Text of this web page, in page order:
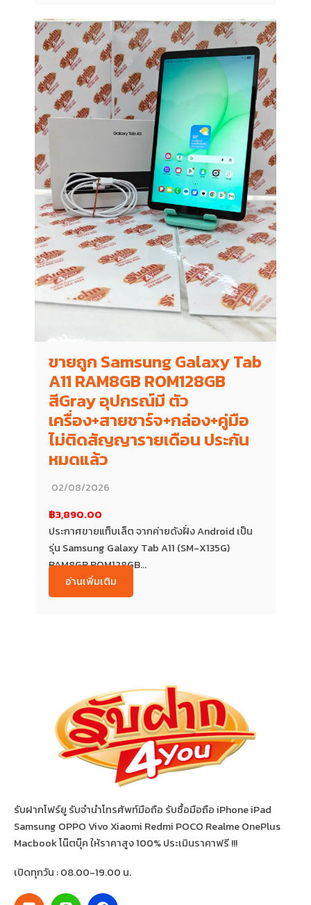
ขายถูก Samsung Galaxy Tab
A11 RAM8GB ROM128GB
สีGray อุปกรณ์มี ตัว
เครื่อง+สายชาร์จ+กล่อง+คู่มือ
ไม่ติดสัญญารายเดือน ประกัน
หมดแล้ว
02/08/2026
฿3,890.00
ประกาศขายแท็บเล็ต จากค่ายดังฝั่ง Android เป็น
รุ่น Samsung Galaxy Tab A11 (SM-X135G)
RAM8GB ROM128GB...
อ่านเพิ่มเติม
รับฝากโฟร์ยู รับจำนำโทรศัพท์มือถือ รับซื้อมือถือ iPhone iPad
Samsung OPPO Vivo Xiaomi Redmi POCO Realme OnePlus
Macbook โน๊ตบุ๊ค ให้ราคาสูง 100% ประเมินราคาฟรี !!!
เปิดทุกวัน : 08.00-19.00 น.